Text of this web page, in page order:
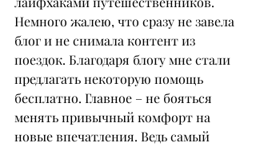
Немного жалею, что сразу не завела
блог и не снимала контент из
поездок. Благодаря блогу мне стали
предлагать некоторую помощь
бесплатно. Главное – не бояться
менять привычный комфорт на
новые впечатления. Ведь самый